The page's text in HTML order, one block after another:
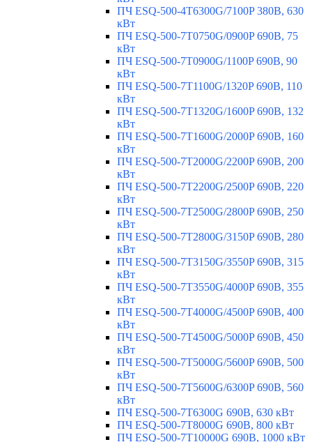
ПЧ ESQ-500-4T6300G/7100P 380В, 630
кВт
ПЧ ESQ-500-7T0750G/0900P 690В, 75
кВт
ПЧ ESQ-500-7T0900G/1100P 690В, 90
кВт
ПЧ ESQ-500-7T1100G/1320P 690В, 110
кВт
ПЧ ESQ-500-7T1320G/1600P 690В, 132
кВт
ПЧ ESQ-500-7T1600G/2000P 690В, 160
кВт
ПЧ ESQ-500-7T2000G/2200P 690В, 200
кВт
ПЧ ESQ-500-7T2200G/2500P 690В, 220
кВт
ПЧ ESQ-500-7T2500G/2800P 690В, 250
кВт
ПЧ ESQ-500-7T2800G/3150P 690В, 280
кВт
ПЧ ESQ-500-7T3150G/3550P 690В, 315
кВт
ПЧ ESQ-500-7T3550G/4000P 690В, 355
кВт
ПЧ ESQ-500-7T4000G/4500P 690В, 400
кВт
ПЧ ESQ-500-7T4500G/5000P 690В, 450
кВт
ПЧ ESQ-500-7T5000G/5600P 690В, 500
кВт
ПЧ ESQ-500-7T5600G/6300P 690В, 560
кВт
ПЧ ESQ-500-7T6300G 690В, 630 кВт
ПЧ ESQ-500-7T8000G 690В, 800 кВт
ПЧ ESQ-500-7T10000G 690В, 1000 кВт